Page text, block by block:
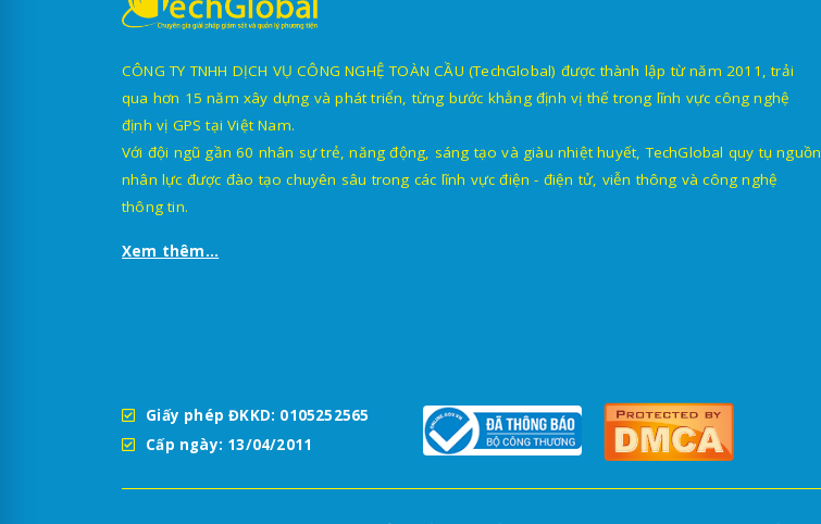
CÔNG TY TNHH DỊCH VỤ CÔNG NGHỆ TOÀN CẦU (TechGlobal) được thành lập từ năm 2011, trải
qua hơn 15 năm xây dựng và phát triển, từng bước khẳng định vị thế trong lĩnh vực công nghệ
định vị GPS tại Việt Nam.
Với đội ngũ gần 60 nhân sự trẻ, năng động, sáng tạo và giàu nhiệt huyết, TechGlobal quy tụ nguồn
nhân lực được đào tạo chuyên sâu trong các lĩnh vực điện - điện tử, viễn thông và công nghệ
thông tin.
Xem thêm...
Giấy phép ĐKKD: 0105252565
Cấp ngày: 13/04/2011